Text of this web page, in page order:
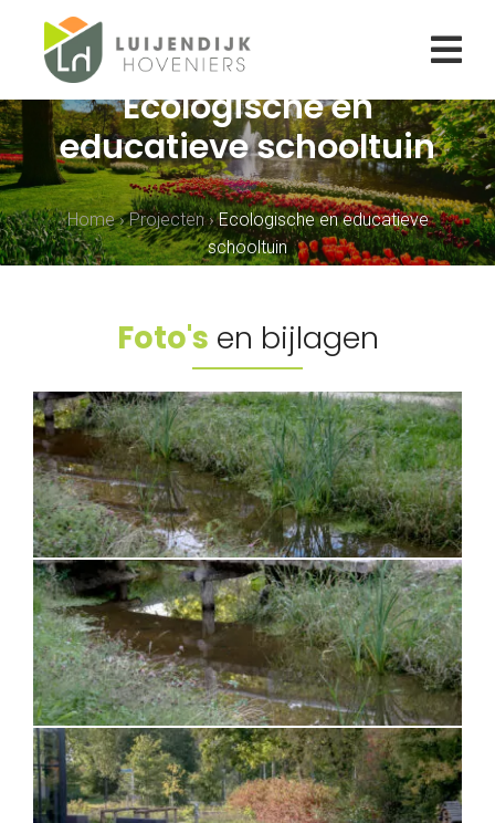
Ecologische en
educatieve schooltuin
Home›Projecten›Ecologische en educatieve
schooltuin
Foto's en bijlagen